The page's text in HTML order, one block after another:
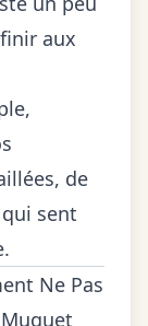
aux
de
sent
Ne Pas